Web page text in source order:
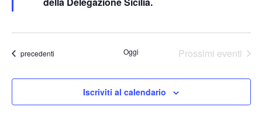
Eventi
precedenti Oggi Prossimi eventi
Iscriviti al calendario